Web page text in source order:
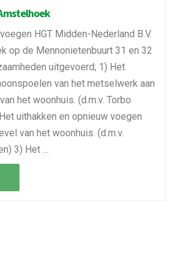
HGT Midden-Nederland B.V.
op de Mennonietenbuurt 31 en 32
uitgevoerd; 1) Het
van het metselwerk aan
het woonhuis. (d.m.v. Torbo
uithakken en opnieuw voegen
van het woonhuis. (d.m.v.
3) Het …